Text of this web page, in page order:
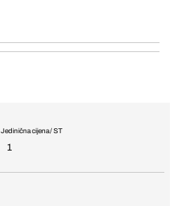
Jedinična cijena / ST
1